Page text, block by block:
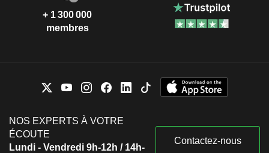
+ 1 300 000
membres
NOS EXPERTS À VOTRE
ÉCOUTE
Lundi - Vendredi 9h-12h / 14h-
Contactez-nous